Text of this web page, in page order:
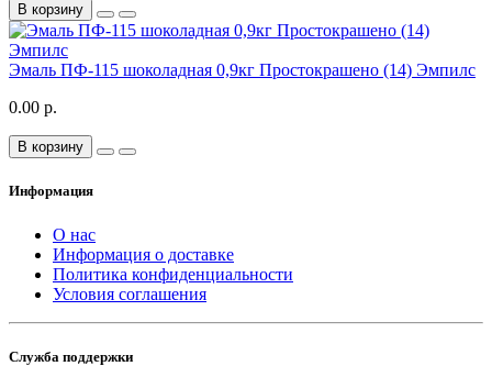
В корзину
Эмаль ПФ-115 шоколадная 0,9кг Простокрашено (14) Эмпилс
0.00 р.
В корзину
Информация
О нас
Информация о доставке
Политика конфиденциальности
Условия соглашения
Служба поддержки